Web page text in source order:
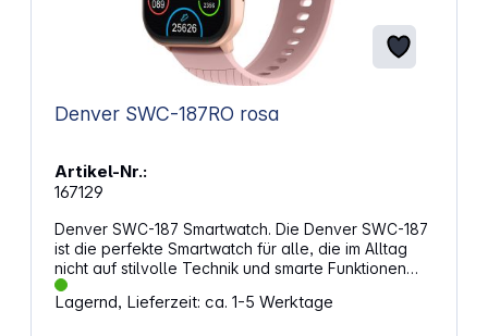
Denver SWC-187RO rosa
Artikel-Nr.:
167129
Denver SWC-187 Smartwatch. Die Denver SWC-187
ist die perfekte Smartwatch für alle, die im Alltag
nicht auf stilvolle Technik und smarte Funktionen
verzichten wollen. Mit ihrem scharfen AMOLED-
Farbdisplay, integriertem Lautsprecher und Mikrofon
Lagernd, Lieferzeit: ca. 1-5 Werktage